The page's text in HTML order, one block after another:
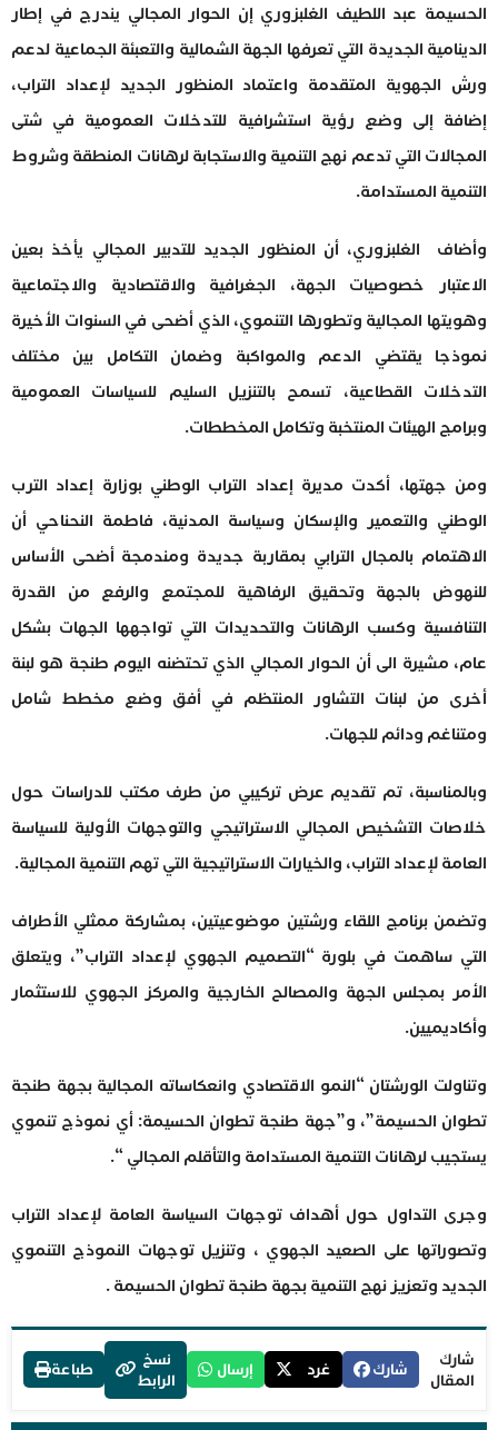
الحسيمة عبد اللطيف الغلبزوري إن الحوار المجالي يندرج في إطار
الدينامية الجديدة التي تعرفها الجهة الشمالية والتعبئة الجماعية لدعم
ورش الجهوية المتقدمة واعتماد المنظور الجديد لإعداد التراب،
إضافة إلى وضع رؤية استشرافية للتدخلات العمومية في شتى
المجالات التي تدعم نهج التنمية والاستجابة لرهانات المنطقة وشروط
التنمية المستدامة.
وأضاف الغلبزوري، أن المنظور الجديد للتدبير المجالي يأخذ بعين
الاعتبار خصوصيات الجهة، الجغرافية والاقتصادية والاجتماعية
وهويتها المجالية وتطورها التنموي، الذي أضحى في السنوات الأخيرة
نموذجا يقتضي الدعم والمواكبة وضمان التكامل بين مختلف
التدخلات القطاعية، تسمح بالتنزيل السليم للسياسات العمومية
وبرامج الهيئات المنتخبة وتكامل المخططات.
ومن جهتها، أكدت مديرة إعداد التراب الوطني بوزارة إعداد الترب
الوطني والتعمير والإسكان وسياسة المدنية، فاطمة النحناحي أن
الاهتمام بالمجال الترابي بمقاربة جديدة ومندمجة أضحى الأساس
للنهوض بالجهة وتحقيق الرفاهية للمجتمع والرفع من القدرة
التنافسية وكسب الرهانات والتحديدات التي تواجهها الجهات بشكل
عام، مشيرة الى أن الحوار المجالي الذي تحتضنه اليوم طنجة هو لبنة
أخرى من لبنات التشاور المنتظم في أفق وضع مخطط شامل
ومتناغم ودائم للجهات.
وبالمناسبة، تم تقديم عرض تركيبي من طرف مكتب للدراسات حول
خلاصات التشخيص المجالي الاستراتيجي والتوجهات الأولية للسياسة
العامة لإعداد التراب، والخيارات الاستراتيجية التي تهم التنمية المجالية.
وتضمن برنامج اللقاء ورشتين موضوعيتين، بمشاركة ممثلي الأطراف
التي ساهمت في بلورة “التصميم الجهوي لإعداد التراب”، ويتعلق
الأمر بمجلس الجهة والمصالح الخارجية والمركز الجهوي للاستثمار
وأكاديميين.
وتناولت الورشتان “النمو الاقتصادي وانعكاساته المجالية بجهة طنجة
تطوان الحسيمة”، و”جهة طنجة تطوان الحسيمة: أي نموذج تنموي
يستجيب لرهانات التنمية المستدامة والتأقلم المجالي “.
وجرى التداول حول أهداف توجهات السياسة العامة لإعداد التراب
وتصوراتها على الصعيد الجهوي ، وتنزيل توجهات النموذج التنموي
الجديد وتعزيز نهج التنمية بجهة طنجة تطوان الحسيمة .
شارك
المقال
شارك غرد إرسال
نسخ
الرابط
طباعة